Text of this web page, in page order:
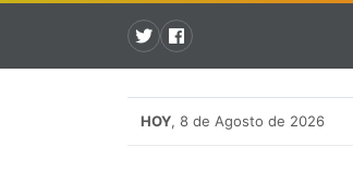
HOY, 8 de Agosto de 2026